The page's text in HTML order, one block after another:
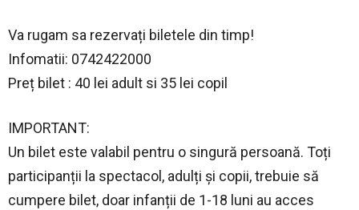
Va rugam sa rezervați biletele din timp!
Infomatii: 0742422000
Preț bilet : 40 lei adult si 35 lei copil
IMPORTANT:
Un bilet este valabil pentru o singură persoană. Toți
participanții la spectacol, adulți și copii, trebuie să
cumpere bilet, doar infanții de 1-18 luni au acces